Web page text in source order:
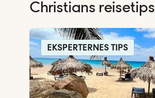
Christians reisetips
EKSPERTERNES TIPS